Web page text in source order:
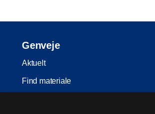
Genveje
Aktuelt
Find materiale